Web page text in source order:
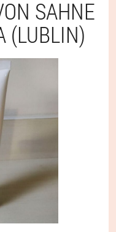
SAHNE
(LUBLIN)